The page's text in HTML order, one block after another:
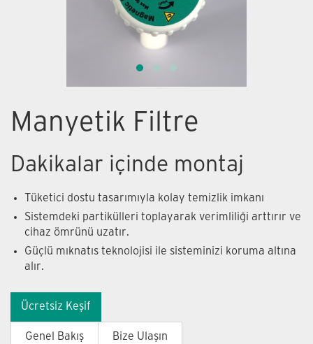
Manyetik Filtre
Dakikalar içinde montaj
Tüketici dostu tasarımıyla kolay temizlik imkanı
Sistemdeki partikülleri toplayarak verimliliği arttırır ve
cihaz ömrünü uzatır.
Güçlü mıknatıs teknolojisi ile sisteminizi koruma altına
alır.
Ücretsiz Keşif
Genel Bakış Bize Ulaşın